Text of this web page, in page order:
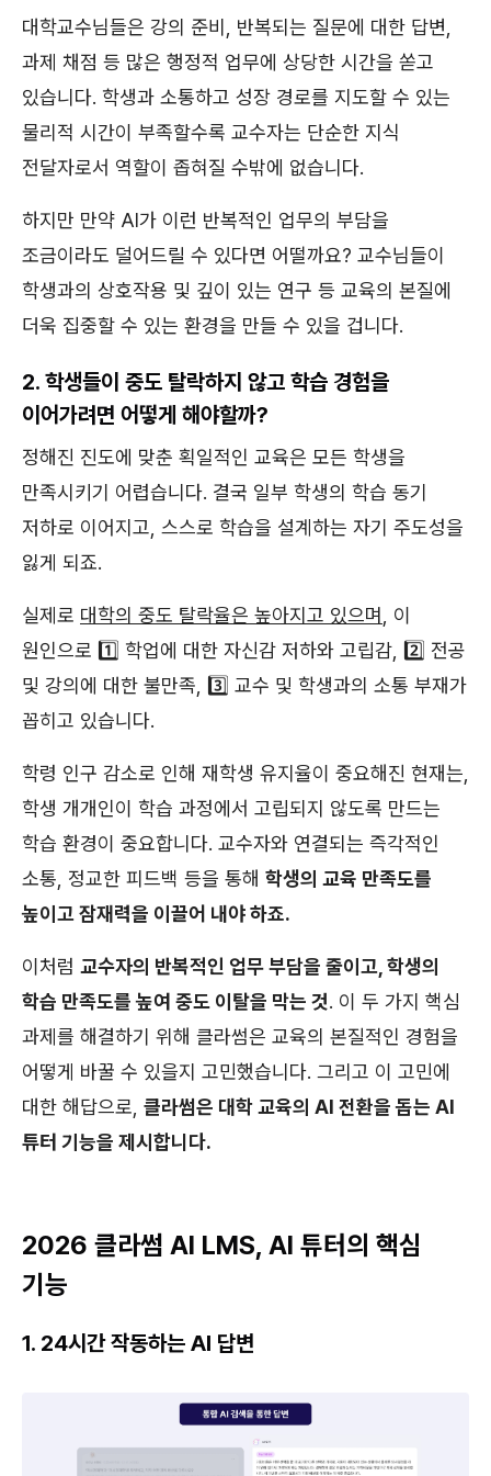
대학교수님들은 강의 준비, 반복되는 질문에 대한 답변,
과제 채점 등 많은 행정적 업무에 상당한 시간을 쏟고
있습니다. 학생과 소통하고 성장 경로를 지도할 수 있는
물리적 시간이 부족할수록 교수자는 단순한 지식
전달자로서 역할이 좁혀질 수밖에 없습니다.
하지만 만약 AI가 이런 반복적인 업무의 부담을
조금이라도 덜어드릴 수 있다면 어떨까요? 교수님들이
학생과의 상호작용 및 깊이 있는 연구 등 교육의 본질에
더욱 집중할 수 있는 환경을 만들 수 있을 겁니다.
2. 학생들이 중도 탈락하지 않고 학습 경험을
이어가려면 어떻게 해야할까?
정해진 진도에 맞춘 획일적인 교육은 모든 학생을
만족시키기 어렵습니다. 결국 일부 학생의 학습 동기
저하로 이어지고, 스스로 학습을 설계하는 자기 주도성을
잃게 되죠.
실제로 대학의 중도 탈락율은 높아지고 있으며
, 이
원인으로 1️⃣ 학업에 대한 자신감 저하와 고립감, 2️⃣ 전공
및 강의에 대한 불만족, 3️⃣ 교수 및 학생과의 소통 부재가
꼽히고 있습니다.
학령 인구 감소로 인해 재학생 유지율이 중요해진 현재는,
학생 개개인이 학습 과정에서 고립되지 않도록 만드는
학습 환경이 중요합니다. 교수자와 연결되는 즉각적인
소통, 정교한 피드백 등을 통해 학생의 교육 만족도를
높이고 잠재력을 이끌어 내야 하죠.
이처럼 교수자의 반복적인 업무 부담을 줄이고, 학생의
학습 만족도를 높여 중도 이탈을 막는 것. 이 두 가지 핵심
과제를 해결하기 위해 클라썸은 교육의 본질적인 경험을
어떻게 바꿀 수 있을지 고민했습니다. 그리고 이 고민에
대한 해답으로, 클라썸은 대학 교육의 AI 전환을 돕는 AI
튜터 기능을 제시합니다.
2026 클라썸 AI LMS, AI 튜터의 핵심
기능
1. 24시간 작동하는 AI 답변